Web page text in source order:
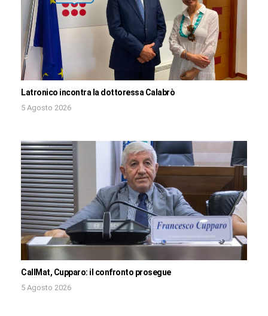
Latronico incontra la dottoressa Calabrò
5 Agosto 2026
CallMat, Cupparo: il confronto prosegue
5 Agosto 2026